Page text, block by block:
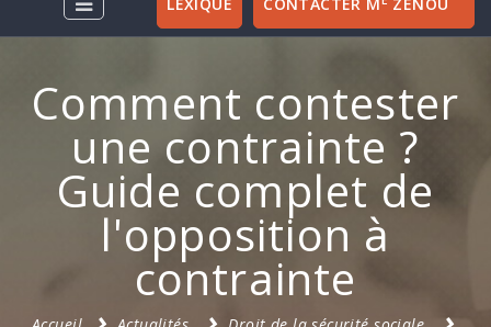
Comment contester
une contrainte ?
Guide complet de
l'opposition à
contrainte